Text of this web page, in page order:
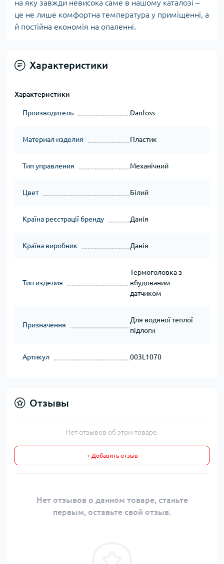
на яку завжди невисока саме в нашому каталозі –
це не лише комфортна температура у приміщенні, а
й постійна економія на опаленні.
Характеристики
Характеристики
Производитель Danfoss
Материал изделия Пластик
Тип управления Механічний
Цвет Білий
Країна реєстрації бренду Данія
Країна виробник Данія
Тип изделия
Термоголовка з
вбудованим
датчиком
Призначення
Для водяної теплої
підлоги
Артикул 003L1070
Отзывы
Нет отзывов об этом товаре.
+ Добавить отзыв
Нет отзывов о данном товаре, станьте
первым, оставьте свой отзыв.